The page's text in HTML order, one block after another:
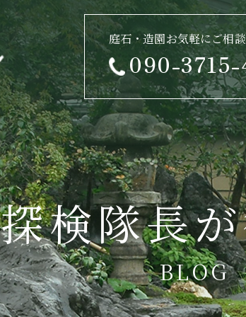
庭石・造園お気軽にご相
090-3715-
探検隊長
BLOG